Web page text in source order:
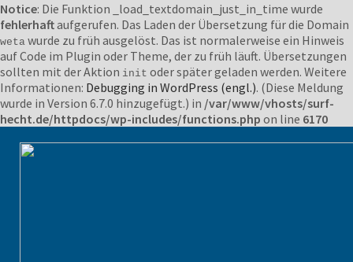
Notice: Die Funktion _load_textdomain_just_in_time wurde
fehlerhaftaufgerufen. Das Laden der Übersetzung für die Domain
weta wurde zu früh ausgelöst. Das ist normalerweise ein Hinweis
auf Code im Plugin oder Theme, der zu früh läuft. Übersetzungen
sollten mit der Aktion init oder später geladen werden. Weitere
Informationen: Debugging in WordPress (engl.). (Diese Meldung
wurde in Version 6.7.0 hinzugefügt.) in /var/www/vhosts/surf-
hecht.de/httpdocs/wp-includes/functions.php on line 6170